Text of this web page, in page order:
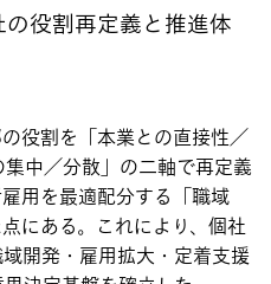
役割再定義と推進体
役割を「本業との直接性／
中／分散」の二軸で再定義
用を最適配分する「職域
にある。これにより、個社
開発・雇用拡大・定着支援